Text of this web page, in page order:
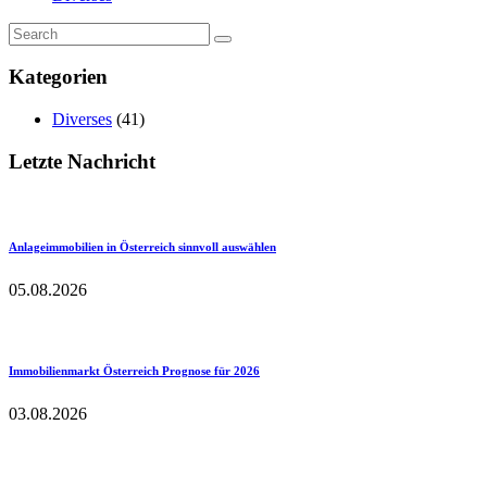
Kategorien
Diverses (41)
Letzte Nachricht
Anlageimmobilien in Österreich sinnvoll auswählen
05.08.2026
Immobilienmarkt Österreich Prognose für 2026
03.08.2026